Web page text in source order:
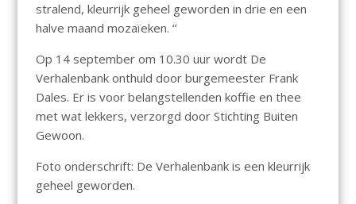
stralend, kleurrijk geheel geworden in drie en een
halve maand mozaïeken. ‘’
Op 14 september om 10.30 uur wordt De
Verhalenbank onthuld door burgemeester Frank
Dales. Er is voor belangstellenden koffie en thee
met wat lekkers, verzorgd door Stichting Buiten
Gewoon.
Foto onderschrift: De Verhalenbank is een kleurrijk
geheel geworden.